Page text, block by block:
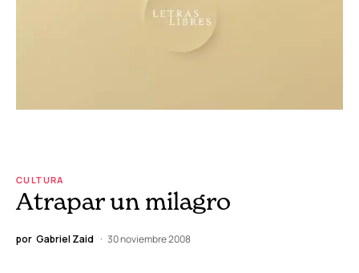
CULTURA
Atrapar un milagro
por Gabriel Zaid 30 noviembre 2008